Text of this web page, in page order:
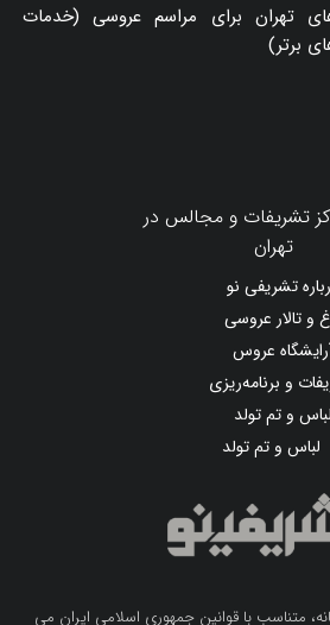
تهران برای مراسم عروسی (خدمات
برتر)
تشریفات و مجالس در
تهران
تشریفی نو
و تالار عروسی
عروس
و برنامه‌ریزی
لباس و تم تولد
لباس و تم تولد
متناسب با قوانین جمهوری اسلامی ایران می